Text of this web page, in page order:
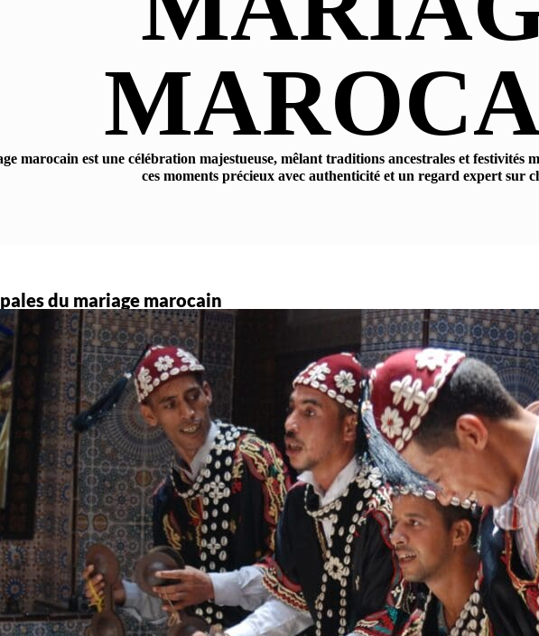
marocain est une célébration majestueuse, mêlant traditions ancestrales et festivités
ces moments précieux avec authenticité et un regard expert sur
du mariage marocain